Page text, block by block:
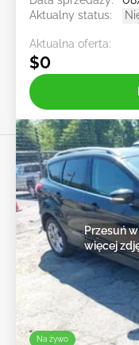
Aktualny status:
Aktualna oferta:
$0
Na żywo
Przesuń
więcej